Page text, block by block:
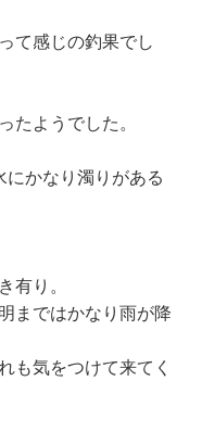
て感じの釣果でし
たようでした。
にかなり濁りがある
有り。
まではかなり雨が降
も気をつけて来てく